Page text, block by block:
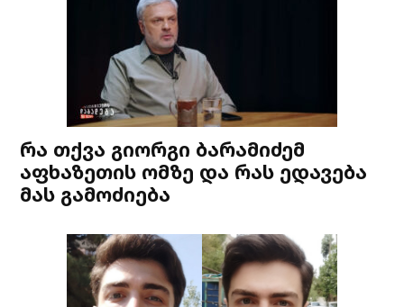
რა თქვა გიორგი ბარამიძემ
აფხაზეთის ომზე და რას ედავება
მას გამოძიება